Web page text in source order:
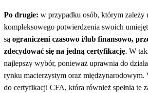
Po drugie: w przypadku osób, którym zależy
kompleksowego potwierdzenia swoich
są ograniczeni czasowo i/lub finansowo,
zdecydować się na jedną certyfikację. W
najlepszy wybór, ponieważ uprawnia do
rynku macierzystym oraz międzynarodowym.
do certyfikacji CFA, która również spełnia te